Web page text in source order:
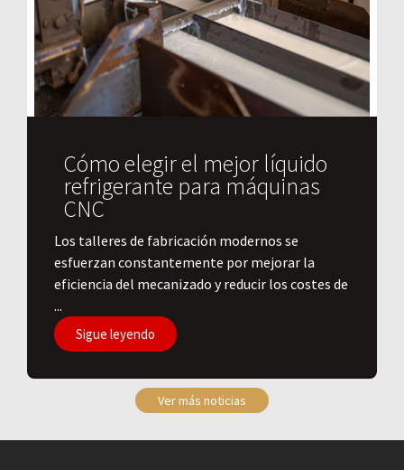
Cómo elegir el mejor líquido
refrigerante para máquinas
CNC
Los talleres de fabricación modernos se
esfuerzan constantemente por mejorar la
eficiencia del mecanizado y reducir los costes de
...
Sigue leyendo
Ver más noticias